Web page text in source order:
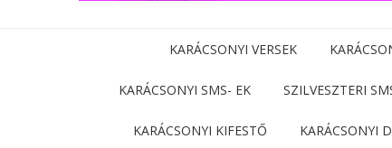
KARÁCSONYI VERSEK
KARÁCSONYI SMS- EK SZILVESZTERI
KARÁCSONYI KIFESTŐ KARÁCSONYI